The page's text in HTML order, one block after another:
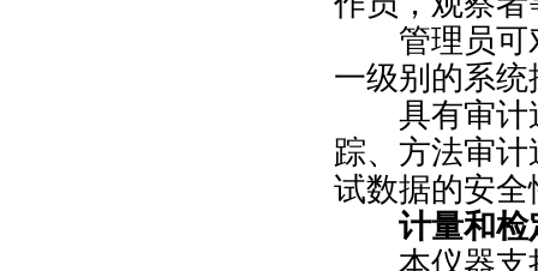
管理员可对
一级别的系
具有审计追
踪、方法审
试数据的安
计量和检
本仪器支持